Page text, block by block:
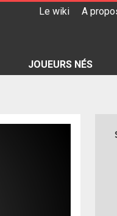
Le wiki A
JOUEURS NÉS